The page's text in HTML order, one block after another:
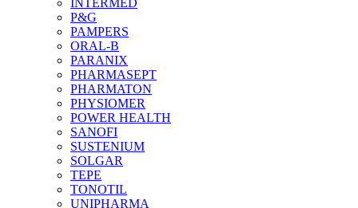
P&G
PAMPERS
ORAL-B
PARANIX
PHARMASEPT
PHARMATON
PHYSIOMER
POWER HEALTH
SANOFI
SUSTENIUM
SOLGAR
TEPE
TONOTIL
UNIPHARMA